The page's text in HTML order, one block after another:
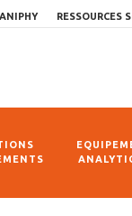
RESSOURCES